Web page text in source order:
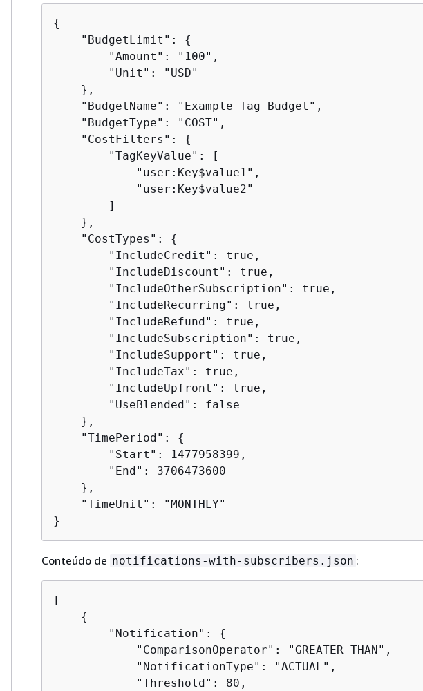
{
    "BudgetLimit":
{
        "Amount": "100",
        "Unit": "USD"
    },
    "BudgetName": "Example Tag Budget",
    "BudgetType": "COST",
    "CostFilters":
{
        "TagKeyValue": [
            "user:Key$value1",
            "user:Key$value2"
        ]
    },
    "CostTypes":
{
        "IncludeCredit": true,
        "IncludeDiscount": true,
        "IncludeOtherSubscription": true,
        "IncludeRecurring": true,
        "IncludeRefund": true,
        "IncludeSubscription": true,
        "IncludeSupport": true,
        "IncludeTax": true,
        "IncludeUpfront": true,
        "UseBlended": false
    },
    "TimePeriod":
{
        "Start": 1477958399,
        "End": 3706473600
    },
    "TimeUnit": "MONTHLY"
}
Conteúdo de notifications-with-subscribers.json :
[
{
        "Notification":
{
            "ComparisonOperator": "GREATER_THAN",
            "NotificationType": "ACTUAL",
            "Threshold": 80,